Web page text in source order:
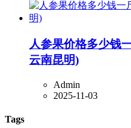
人参果价格多少钱
云南昆明)
Admin
2025-11-03
Tags